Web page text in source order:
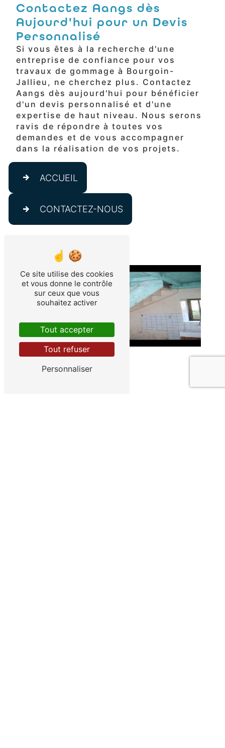
Contactez Aangs dès
Aujourd'hui pour un Devis
Personnalisé
Si vous êtes à la recherche d'une
entreprise de confiance pour vos
travaux de gommage à Bourgoin-
Jallieu, ne cherchez plus. Contactez
Aangs dès aujourd'hui pour bénéficier
d'un devis personnalisé et d'une
expertise de haut niveau. Nous serons
ravis de répondre à toutes vos
demandes et de vous accompagner
dans la réalisation de vos projets.
ACCUEIL
CONTACTEZ-NOUS
Ce site utilise des cookies
et vous donne le contrôle
sur ceux que vous
souhaitez activer
Tout accepter
Tout refuser
Personnaliser